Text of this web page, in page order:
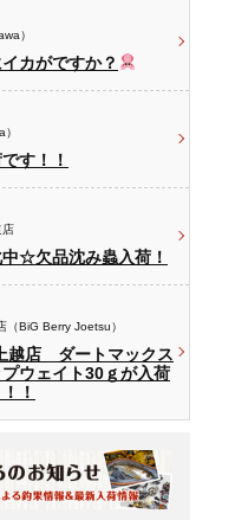
）
カがですか？
す！！
店
☆欠品沈み蟲入荷！
（BiG Berry Joetsu）
越店 ダートマックス
ウェイト30ｇが入荷
！